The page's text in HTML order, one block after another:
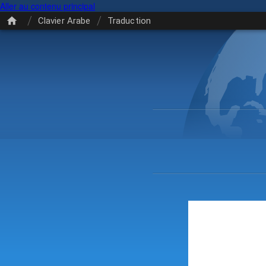
Aller au contenu principal
/ Clavier Arabe / Traduction